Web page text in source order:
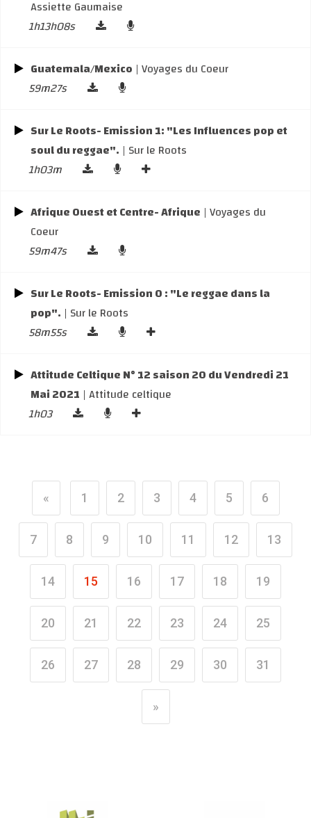
Assiette Gaumaise
1h13h08s
Guatemala/Mexico | Voyages du Coeur
59m27s
Sur Le Roots- Emission 1: "Les Influences pop et
soul du reggae". | Sur le Roots
1h03m
Afrique Ouest et Centre- Afrique | Voyages du
Coeur
59m47s
Sur Le Roots- Emission 0 : "Le reggae dans la
pop". | Sur le Roots
58m55s
Attitude Celtique N° 12 saison 20 du Vendredi 21
Mai 2021 | Attitude celtique
1h03
« 1 2 3 4 5 6
7 8 9 10 11 12 13
14 15 16 17 18 19
20 21 22 23 24 25
26 27 28 29 30 31
»